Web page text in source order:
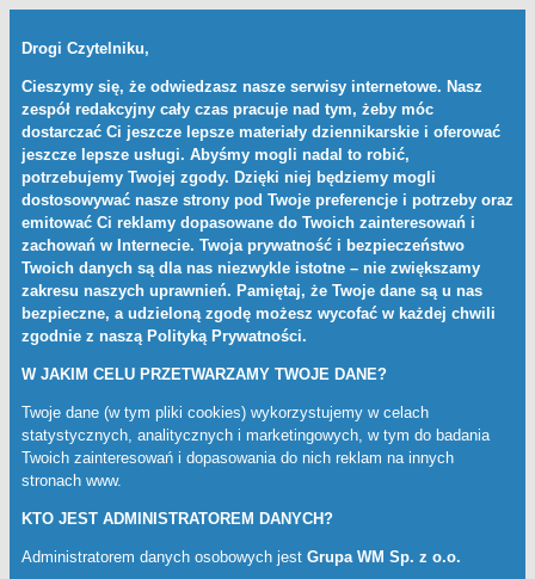
Drogi Czytelniku,
Cieszymy się, że odwiedzasz nasze serwisy internetowe. Nasz
zespół redakcyjny cały czas pracuje nad tym, żeby móc
dostarczać Ci jeszcze lepsze materiały dziennikarskie i oferować
jeszcze lepsze usługi. Abyśmy mogli nadal to robić,
potrzebujemy Twojej zgody. Dzięki niej będziemy mogli
dostosowywać nasze strony pod Twoje preferencje i potrzeby oraz
emitować Ci reklamy dopasowane do Twoich zainteresowań i
zachowań w Internecie. Twoja prywatność i bezpieczeństwo
Twoich danych są dla nas niezwykle istotne – nie zwiększamy
zakresu naszych uprawnień. Pamiętaj, że Twoje dane są u nas
bezpieczne, a udzieloną zgodę możesz wycofać w każdej chwili
zgodnie z naszą Polityką Prywatności.
W JAKIM CELU PRZETWARZAMY TWOJE DANE?
Twoje dane (w tym pliki cookies) wykorzystujemy w celach
statystycznych, analitycznych i marketingowych, w tym do badania
Twoich zainteresowań i dopasowania do nich reklam na innych
stronach www.
KTO JEST ADMINISTRATOREM DANYCH?
Administratorem danych osobowych jest Grupa WM Sp. z o.o.